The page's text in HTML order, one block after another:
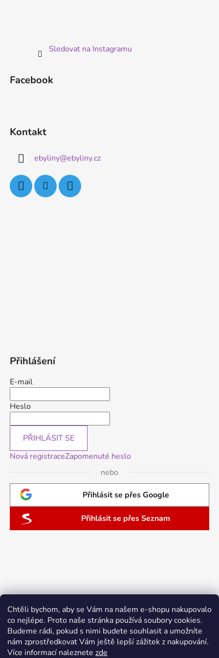
Chtěli bychom, aby se Vám na našem e-shopu nakupovalo
co nejlépe. Proto naše stránka používá soubory cookies.
Budeme rádi, pokud s nimi budete souhlasit a umožníte
nám zprostředkovat Vám ještě lepší zážitek z nakupování.
Více informací naleznete zde
Sledovat na Instagramu
Facebook
Kontakt
ebyliny@ebyliny.cz
Přihlášení
E-mail
Heslo
PŘIHLÁSIT SE
Nová registraceZapomenuté heslo
nebo
Přihlásit se přes Google
Přihlásit se přes Seznam